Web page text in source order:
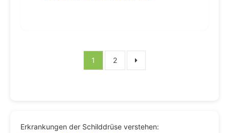
Seitennummerierung
1 2
Erkrankungen der Schilddrüse verstehen: